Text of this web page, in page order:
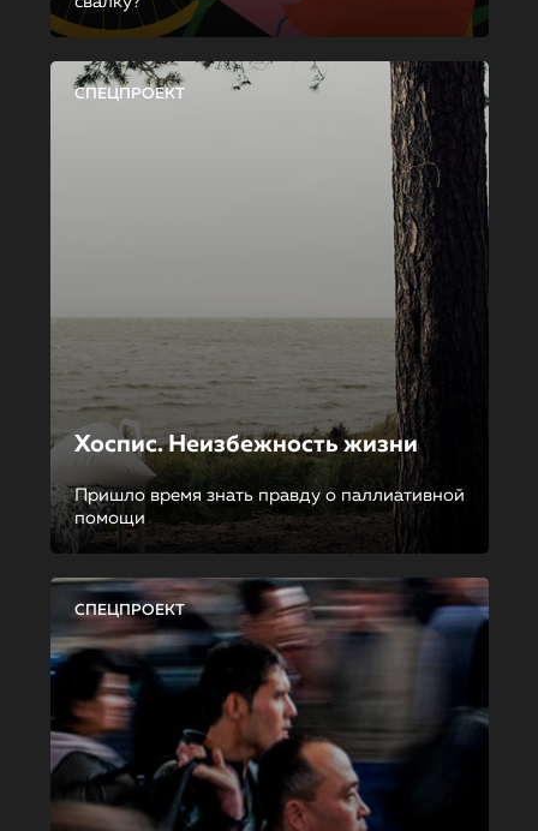
СПЕЦПРОЕКТ
Хоспис. Неизбежность жизни
Пришло время знать правду о паллиативной
помощи
СПЕЦПРОЕКТ